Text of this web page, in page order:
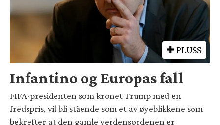
PLUSS
Infantino og Europas fall
FIFA-presidenten som kronet Trump med en
fredspris, vil bli stående som et av øyeblikkene som
bekrefter at den gamle verdensordenen er